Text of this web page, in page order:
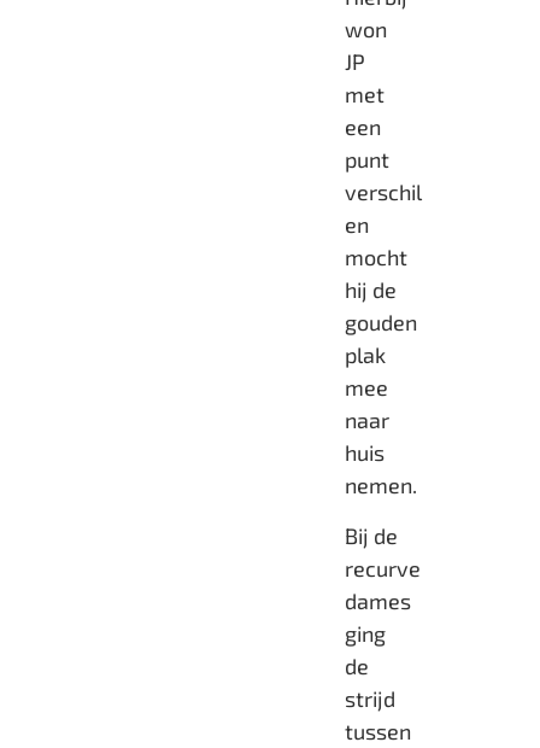
won
JP
met
een
punt
verschil
en
mocht
hij de
gouden
plak
mee
naar
huis
nemen.
Bij de
recurve
dames
ging
de
strijd
tussen